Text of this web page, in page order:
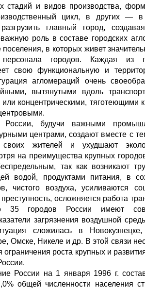
стадий и видов производства,
цикл, в других —
главный город,
роль в составе городских
поселения, в которых живет
городов. Каждая из
свою функциональную и
агломераций очень
вытянутыми вдоль
концентрическими, тяготеющими
России, будучи важными
центрами, создают вместе с
жителей и ухудшают
на преимущества крупных
так как возникают
водой, продуктами питания, в
чистого воздуха, усиливаются
осложняется работа
35 городов России имеют
загрязнения воздушной
сложилась в
Омске, Никеле и др. В этой связи
роста крупных и
России на 1 января 1996 г.
общей численности населения